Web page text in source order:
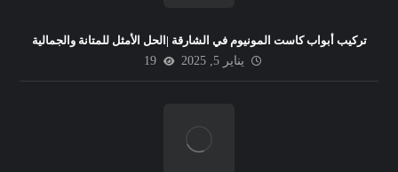
تركيب أبواب كاست المونيوم في الشارقة |الحل الأمثل للمتانة والجمالية
يناير 5, 2025
19